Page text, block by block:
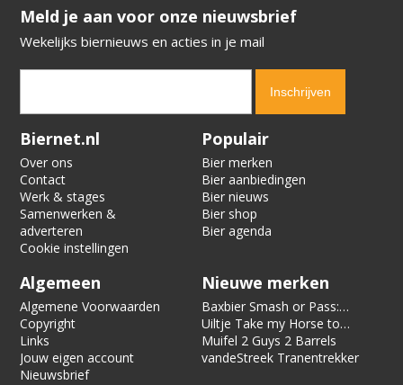
​​​​​​​Meld je aan voor onze nieuwsbrief
Wekelijks biernieuws en acties in je mail
Verification code:
Biernet.nl
Over ons
Contact
Werk & stages
Samenwerken &
adverteren
Cookie instellingen
Populair
Bier merken
Bier aanbiedingen
Bier nieuws
Bier shop
Bier agenda
Algemeen
Algemene Voorwaarden
Copyright
Links
Jouw eigen account
Nieuwsbrief
Nieuwe merken
Baxbier Smash or Pass:
Strata
Uiltje Take my Horse to
the Hotel Room
Muifel 2 Guys 2 Barrels
vandeStreek Tranentrekker